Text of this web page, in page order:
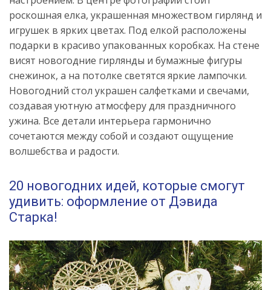
роскошная елка, украшенная множеством гирлянд и
игрушек в ярких цветах. Под елкой расположены
подарки в красиво упакованных коробках. На стене
висят новогодние гирлянды и бумажные фигуры
снежинок, а на потолке светятся яркие лампочки.
Новогодний стол украшен салфетками и свечами,
создавая уютную атмосферу для праздничного
ужина. Все детали интерьера гармонично
сочетаются между собой и создают ощущение
волшебства и радости.
20 новогодних идей, которые смогут
удивить: оформление от Дэвида
Старка!